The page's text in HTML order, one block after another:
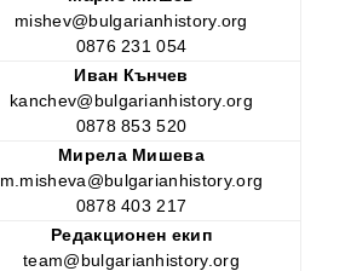
mishev@bulgarianhistory.org
0876 231 054
Иван Кънчев
kanchev@bulgarianhistory.org
0878 853 520
Мирела Мишева
m.misheva@bulgarianhistory.org
0878 403 217
Редакционен екип
team@bulgarianhistory.org